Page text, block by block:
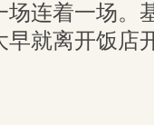
连着一场。
就离开饭店